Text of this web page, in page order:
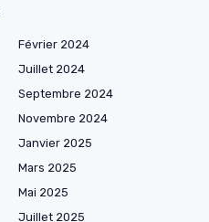
Février 2024
Juillet 2024
Septembre 2024
Novembre 2024
Janvier 2025
Mars 2025
Mai 2025
Juillet 2025